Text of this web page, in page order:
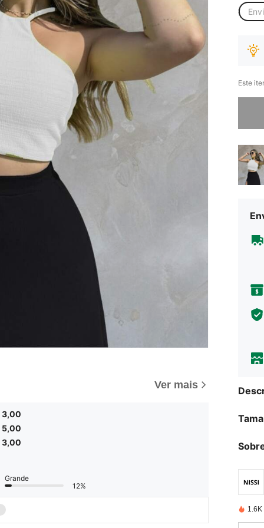
Ver mais
3,00
5,00
3,00
Grande
12%
Este